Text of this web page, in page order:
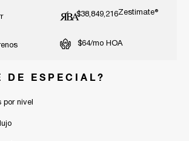
$38,849,216Zestimate®
$64/mo HOA
DE ESPECIAL?
por nivel